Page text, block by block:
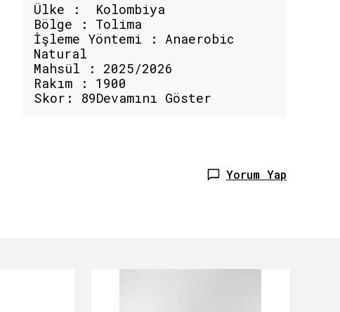
Ülke : Kolombiya
Bölge : Tolima
İşleme Yöntemi : Anaerobic
Natural
Mahsül : 2025/2026
Rakım : 1900
Skor: 89Devamını Göster
Yorum Yap